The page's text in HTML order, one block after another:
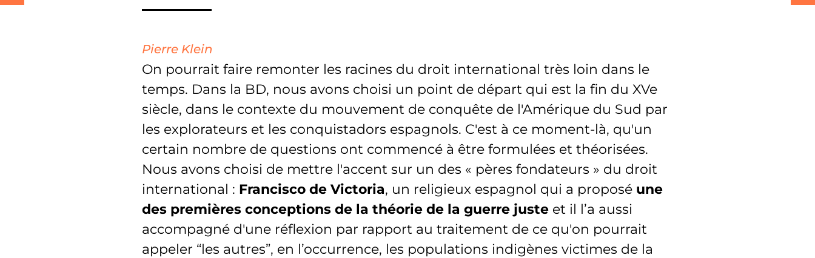
Pierre Klein
On pourrait faire remonter les racines du droit international très loin dans le
temps. Dans la BD, nous avons choisi un point de départ qui est la fin du XVe
siècle, dans le contexte du mouvement de conquête de l'Amérique du Sud par
les explorateurs et les conquistadors espagnols. C'est à ce moment-là, qu'un
certain nombre de questions ont commencé à être formulées et théorisées.
Nous avons choisi de mettre l'accent sur un des « pères fondateurs » du droit
international : Francisco de Victoria, un religieux espagnol qui a proposé une
des premières conceptions de la théorie de la guerre juste et il l’a aussi
accompagné d'une réflexion par rapport au traitement de ce qu'on pourrait
appeler “les autres”, en l’occurrence, les populations indigènes victimes de la